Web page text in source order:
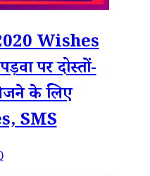
Wishes
पर दोस्तों-
के लिए
SMS